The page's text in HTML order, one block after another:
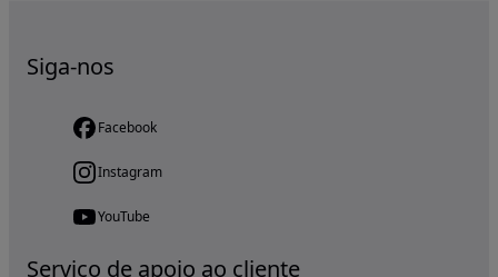
Siga-nos
Facebook
Instagram
YouTube
Serviço de apoio ao cliente